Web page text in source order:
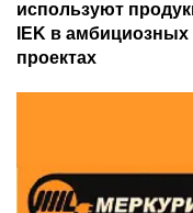
используют
IEK в амбициозных
проектах